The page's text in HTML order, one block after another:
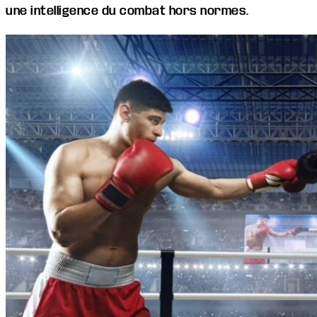
une intelligence du combat hors normes.